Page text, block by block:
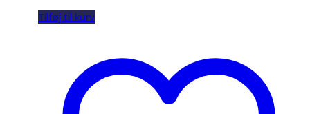
Tilføj til kurv